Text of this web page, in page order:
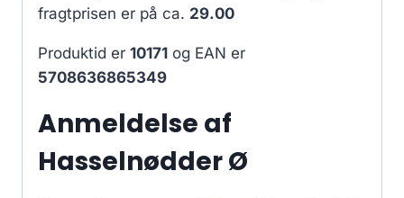
fragtprisen er på ca. 29.00
Produktid er 10171 og EAN er
5708636865349
Anmeldelse af
Hasselnødder Ø